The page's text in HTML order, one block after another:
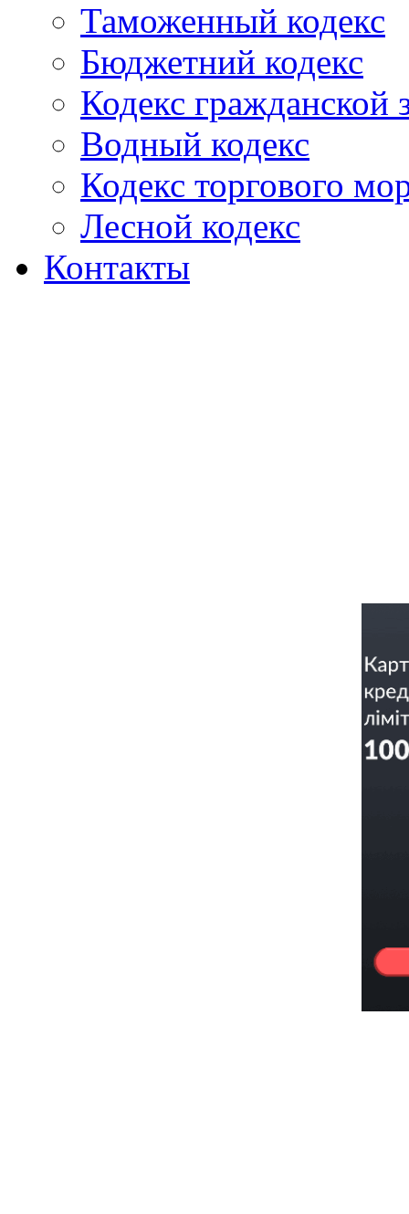
Таможенный кодекс
Бюджетний кодекс
Кодекс гражданской
Водный кодекс
Кодекс торгового
Лесной кодекс
Контакты